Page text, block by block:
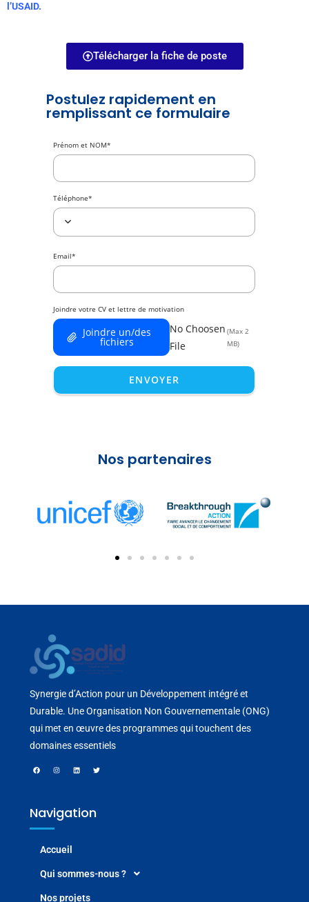
l’USAID.
Télécharger la fiche de poste
Postulez rapidement en
remplissant ce formulaire
Prénom et NOM*
Téléphone*
Email*
Joindre votre CV et lettre de motivation
Joindre un/des
fichiers
No Choosen
File
(Max 2
MB)
ENVOYER
Nos partenaires
Synergie d’Action pour un Développement intégré et
Durable. Une Organisation Non Gouvernementale (ONG)
qui met en œuvre des programmes qui touchent des
domaines essentiels
Navigation
Accueil
Qui sommes-nous ?
Nos projets